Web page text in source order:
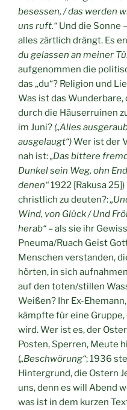
besessen, / das werden
uns ruft.“ Und die Sonne
alles zärtlich drängt. Es
du gelassen an meiner
aufgenommen die
das „du“? Religion und
Was ist das Wunderbare,
durch die Häuserruinen
im Juni? („Alles
ausgelaugt“)Wer ist der
nah ist:„Das bittere
Dunkel sein Weg, ohn
denen“1922 [Rakusa
christlich zu deuten?:
Wind, von Glück / Und
herab“ – als sie ihr
Pneuma/Ruach Geist
Menschen verstanden,
hörten, in sich
auf den toten/stillen
Weißen? Ihr Ex-
kämpfte für eine
wird. Wer ist es, der
Posten, Sperren, Meute
(„Beschwörung“; 1936
Hintergrund, die Ostern
uns, denn es will Abend
was ist in dem kurzen